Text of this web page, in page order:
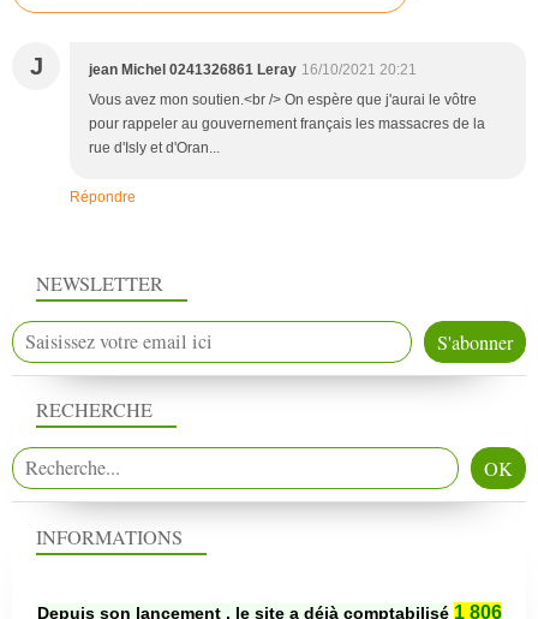
J jean Michel 0241326861 Leray 16/10/2021 20:21
Vous avez mon soutien.<br /> On espère que j'aurai le vôtre
pour rappeler au gouvernement français les massacres de la
rue d'Isly et d'Oran...
Répondre
NEWSLETTER
RECHERCHE
INFORMATIONS
Depuis son lancement , le site a déjà comptabilisé 1 806